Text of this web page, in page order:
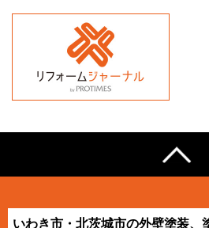
いわき市・北茨城市の外壁塗装、